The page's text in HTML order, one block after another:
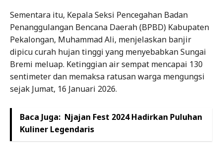
Sementara itu, Kepala Seksi Pencegahan Badan
Penanggulangan Bencana Daerah (BPBD) Kabupaten
Pekalongan, Muhammad Ali, menjelaskan banjir
dipicu curah hujan tinggi yang menyebabkan Sungai
Bremi meluap. Ketinggian air sempat mencapai 130
sentimeter dan memaksa ratusan warga mengungsi
sejak Jumat, 16 Januari 2026.
Baca Juga: Njajan Fest 2024 Hadirkan Puluhan
Kuliner Legendaris